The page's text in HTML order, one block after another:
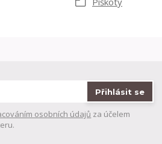
Přihlásit se
osobních údajů za účelem